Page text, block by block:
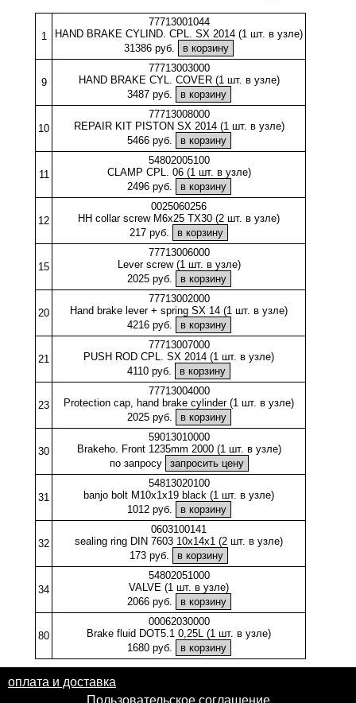
1
77713001044
HAND BRAKE CYLIND. CPL. SX 2014 (1 шт. в узле)
31386 руб.
9
77713003000
HAND BRAKE CYL. COVER (1 шт. в узле)
3487 руб.
10
77713008000
REPAIR KIT PISTON SX 2014 (1 шт. в узле)
5466 руб.
11
54802005100
CLAMP CPL. 06 (1 шт. в узле)
2496 руб.
12
0025060256
HH collar screw M6x25 TX30 (2 шт. в узле)
217 руб.
15
77713006000
Lever screw (1 шт. в узле)
2025 руб.
20
77713002000
Hand brake lever + spring SX 14 (1 шт. в узле)
4216 руб.
21
77713007000
PUSH ROD CPL. SX 2014 (1 шт. в узле)
4110 руб.
23
77713004000
Protection cap, hand brake cylinder (1 шт. в узле)
2025 руб.
30
59013010000
Brakeho. Front 1235mm 2000 (1 шт. в узле)
по запросу
31
54813020100
banjo bolt M10x1x19 black (1 шт. в узле)
1012 руб.
32
0603100141
sealing ring DIN 7603 10x14x1 (2 шт. в узле)
173 руб.
34
54802051000
VALVE (1 шт. в узле)
2066 руб.
80
00062030000
Brake fluid DOT5.1 0,25L (1 шт. в узле)
1680 руб.
оплата и доставка